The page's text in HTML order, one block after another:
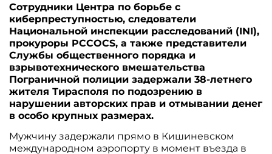
Сотрудники Центра по борьбе с
киберпреступностью, следователи
Национальной инспекции расследований (INI),
прокуроры PCCOCS, а также представители
Службы общественного порядка и
взрывотехнического вмешательства
Пограничной полиции задержали 38-летнего
жителя Тирасполя по подозрению в
нарушении авторских прав и отмывании денег
в особо крупных размерах.
Мужчину задержали прямо в Кишиневском
международном аэропорту в момент въезда в